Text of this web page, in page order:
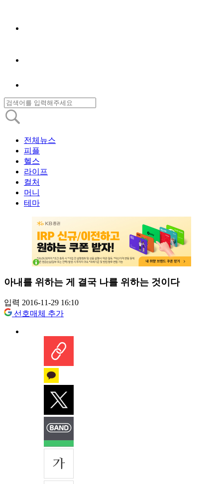
전체뉴스
피플
헬스
라이프
컬처
머니
테마
아내를 위하는 게 결국 나를 위하는 것이다
입력 2016-11-29 16:10
선호매체 추가